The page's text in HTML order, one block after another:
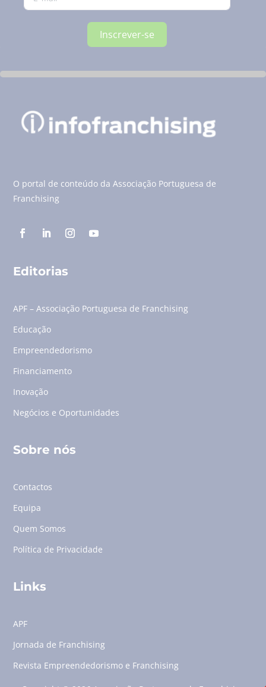
Inscrever-se
O portal de conteúdo da Associação Portuguesa de
Franchising
Editorias
APF – Associação Portuguesa de Franchising
Educação
Empreendedorismo
Financiamento
Inovação
Negócios e Oportunidades
Sobre nós
Contactos
Equipa
Quem Somos
Política de Privacidade
Links
APF
Jornada de Franchising
Revista Empreendedorismo e Franchising